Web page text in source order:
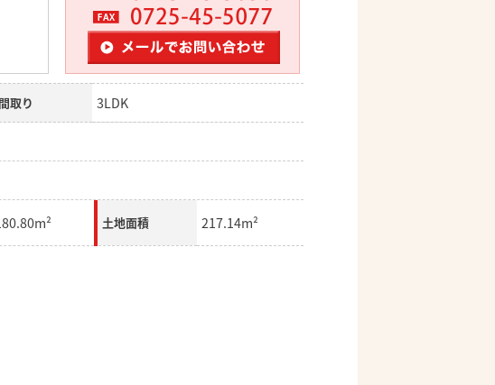
間取り 3LDK
土地面積 217.14m²